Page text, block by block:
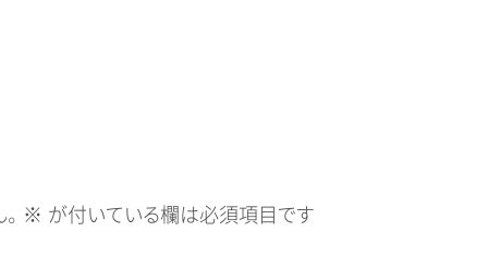
※ が付いている欄は必須項目です